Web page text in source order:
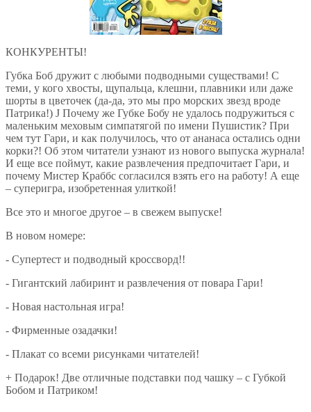
КОНКУРЕНТЫ!
Губка Боб дружит с любыми подводными существами! С
теми, у кого хвосты, щупальца, клешни, плавники или даже
шорты в цветочек (да-да, это мы про морских звезд вроде
Патрика!) J Почему же Губке Бобу не удалось подружиться с
маленьким меховым симпатягой по имени Пушистик? При
чем тут Гари, и как получилось, что от ананаса остались одни
корки?! Об этом читатели узнают из нового выпуска журнала!
И еще все поймут, какие развлечения предпочитает Гари, и
почему Мистер Краббс согласился взять его на работу! А еще
– суперигра, изобретенная улиткой!
Все это и многое другое – в свежем выпуске!
В новом номере:
- Супертест и подводный кроссворд!!
- Гигантский лабиринт и развлечения от повара Гари!
- Новая настольная игра!
- Фирменные озадачки!
- Плакат со всеми рисунками читателей!
+ Подарок! Две отличные подставки под чашку – с Губкой
Бобом и Патриком!